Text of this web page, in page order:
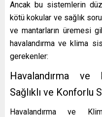
Ancak bu sistemlerin
kötü kokular ve sağlık
ve mantarların üremesi
havalandırma ve klima
gerekenler:
Havalandırma ve
Sağlıklı ve Konforlu
Havalandırma ve